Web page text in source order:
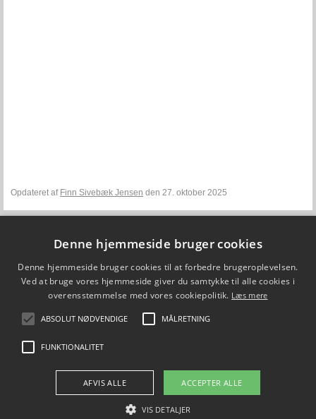
Opdateret af Finn Sivebæk Jensen den 27. oktober 2025
DTU Aqua - Institut for Akvatiske Ressourcer
Vejlsøvej 39
8600 Silkeborg
ffi@aqua.dtu.dk
FØLG OS PÅ
Denne hjemmeside bruger cookies
Denne hjemmeside bruger cookies til at forbedre brugeroplevelsen.
Ved at bruge vores hjemmeside giver du samtykke til alle cookies i
overensstemmelse med vores cookiepolitik. Læs mere
ABSOLUT NØDVENDIGE MÅLRETNING
FUNKTIONALITET
ACCEPTER ALLE
AFVIS ALLE
VIS DETALJER